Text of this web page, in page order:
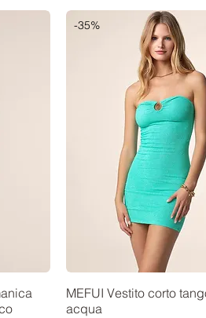
-35%
MEFUI Vestito corto
acqua